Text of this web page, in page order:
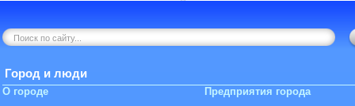
Город и люди
О городе Предприятия города